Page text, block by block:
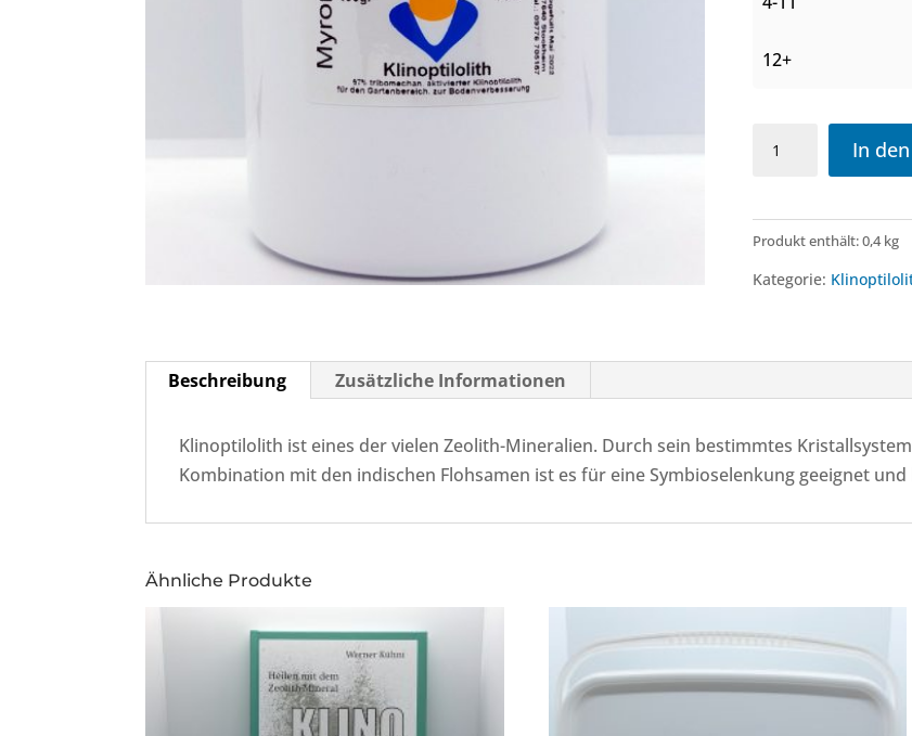
12+
In
Produkt enthält: 0,4kg
Kategorie:
Beschreibung Zusätzliche Informationen
Klinoptilolith ist eines der vielen Zeolith-Mineralien. Durch sein bestimmtes
Kombination mit den indischen Flohsamen ist es für eine Symbioselenkung geeignet
Ähnliche Produkte